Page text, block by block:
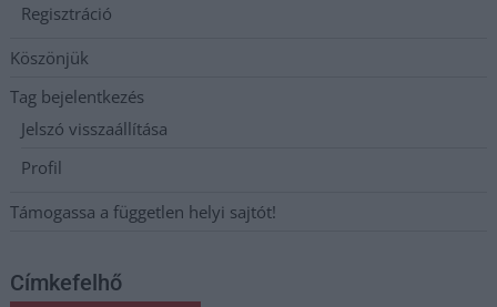
Regisztráció
Köszönjük
Tag bejelentkezés
Jelszó visszaállítása
Profil
Támogassa a független helyi sajtót!
Címkefelhő